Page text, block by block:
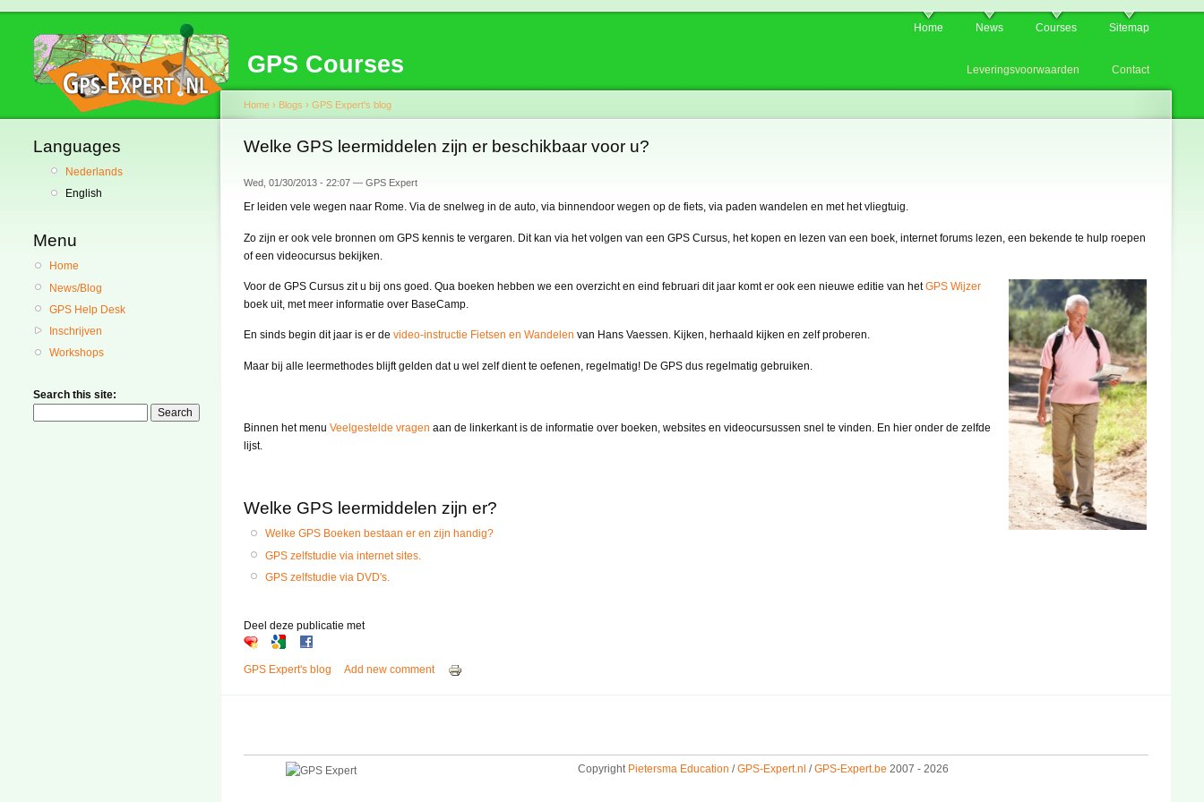
GPS Courses
Home News Courses Sitemap
Leveringsvoorwaarden Contact
Languages
Nederlands
English
Menu
Home
News/Blog
GPS Help Desk
Inschrijven
Workshops
Search this site:
Home › Blogs › GPS Expert's blog
Welke GPS leermiddelen zijn er beschikbaar voor u?
Wed, 01/30/2013 - 22:07 — GPS Expert
Er leiden vele wegen naar Rome. Via de snelweg in de auto, via binnendoor wegen op de fiets, via paden wandelen en met het vliegtuig.
Zo zijn er ook vele bronnen om GPS kennis te vergaren. Dit kan via het volgen van een GPS Cursus, het kopen en lezen van een boek, internet forums lezen, een bekende te hulp roepen
of een videocursus bekijken.
Voor de GPS Cursus zit u bij ons goed. Qua boeken hebben we een overzicht en eind februari dit jaar komt er ook een nieuwe editie van hetGPS Wijzer
boek uit, met meer informatie over BaseCamp.
En sinds begin dit jaar is er de video-instructie Fietsen en Wandelen van Hans Vaessen. Kijken, herhaald kijken en zelf proberen.
Maar bij alle leermethodes blijft gelden dat u wel zelf dient te oefenen, regelmatig! De GPS dus regelmatig gebruiken.
Binnen het menu Veelgestelde vragen aan de linkerkant is de informatie over boeken, websites en videocursussen snel te vinden. En hier onder de zelfde
lijst.
Welke GPS leermiddelen zijn er?
Welke GPS Boeken bestaan er en zijn handig?
GPS zelfstudie via internet sites.
GPS zelfstudie via DVD's.
Deel deze publicatie met
GPS Expert's blog Add new comment
Copyright Pietersma Education /GPS-Expert.nl /GPS-Expert.be 2007 - 2026